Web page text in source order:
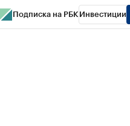
Подписка на РБК Инвестиции